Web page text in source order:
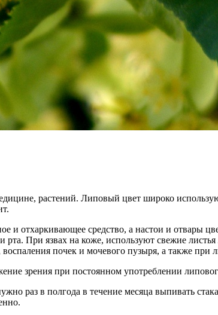
растений. Липовый цвет широко
и отхаркивающее средство, а настои и отвары
рта. При язвах на коже, используют свежие
почек и мочевого пузыря, а также при
зрения при постоянном употреблении
раз в полгода в течение месяца выпивать